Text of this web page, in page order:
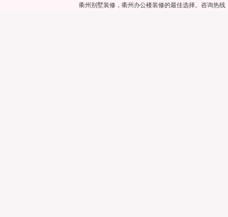
衢州别墅装修，衢州办公楼装修的最佳选择。咨询热线